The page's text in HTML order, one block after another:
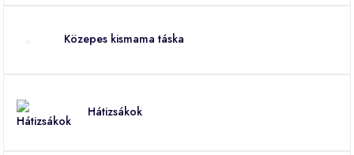
Közepes kismama táska
Hátizsákok